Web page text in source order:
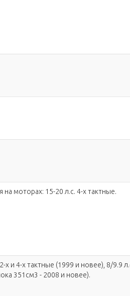
на моторах: 15-20 л.с. 4-х тактные.
и 4-х тактные (1999 и новее), 8/9.9
351см3 - 2008 и новее).